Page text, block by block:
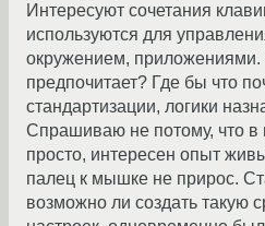
Интересуют сочетания
используются для
окружением, приложениями.
предпочитает? Где бы что
стандартизации, логики
Спрашиваю не потому, что в
просто, интересен опыт
палец к мышке не прирос.
возможно ли создать такую